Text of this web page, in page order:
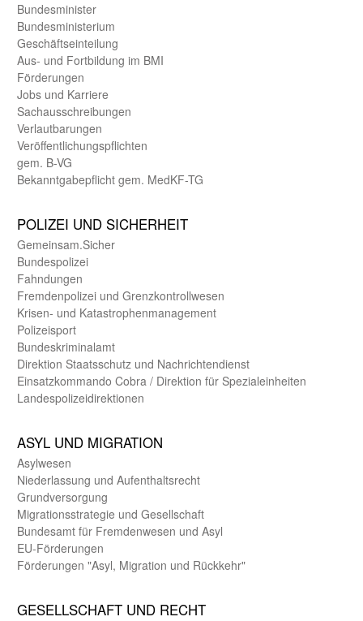
Bundes­minister
Bundes­ministerium
Geschäfts­einteilung
Aus- und Fortbildung im BMI
Förderungen
Jobs und Karriere
Sachaus­schreibungen
Verlautbarungen
Veröffentlichungspflichten
gem. B-VG
Bekanntgabepflicht gem. MedKF-TG
POLIZEI UND SICHER­HEIT
Gemein­sam.Sicher
Bundes­polizei
Fahndungen
Fremdenpolizei und Grenzkontrollwesen
Krisen- und Katastrophen­management
Polizeisport
Bundes­kriminal­amt
Direktion Staats­schutz und Nach­richten­dienst
Einsatz­kommando Cobra / Direktion für Spezialeinheiten
Landes­polizei­direk­tionen
ASYL UND MIGRA­TION
Asyl­wesen
Nieder­lassung und Aufent­halts­recht
Grund­versorgung
Migrations­strategie und Gesell­schaft
Bundes­amt für Fremden­wesen und Asyl
EU-Förde­rungen
Förderungen "Asyl, Migration und Rückkehr"
GE­SELL­SCHAFT UND RECHT